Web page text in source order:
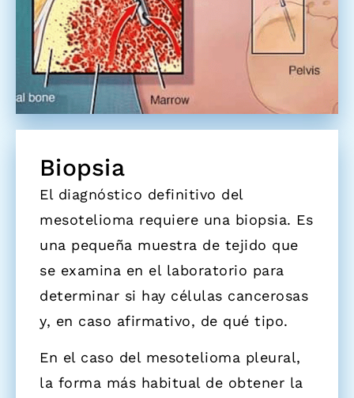
Biopsia
El diagnóstico definitivo del
mesotelioma requiere una biopsia. Es
una pequeña muestra de tejido que
se examina en el laboratorio para
determinar si hay células cancerosas
y, en caso afirmativo, de qué tipo.
En el caso del mesotelioma pleural,
la forma más habitual de obtener la